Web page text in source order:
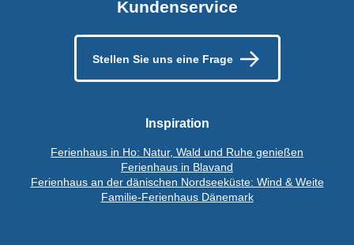
Kundenservice
Stellen Sie uns eine Frage
Inspiration
Ferienhaus in Ho: Natur, Wald und Ruhe genießen
Ferienhaus in Blavand
Ferienhaus an der dänischen Nordseeküste: Wind & Weite
Familie-Ferienhaus Dänemark